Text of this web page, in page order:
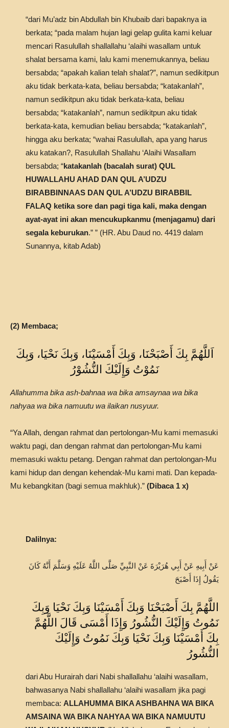
“dari Mu’adz bin Abdullah bin Khubaib dari bapaknya ia
berkata; “pada malam hujan lagi gelap gulita kami keluar
mencari Rasulullah shallallahu ‘alaihi wasallam untuk
shalat bersama kami, lalu kami menemukannya, beliau
bersabda; “apakah kalian telah shalat?”, namun sedikitpun
aku tidak berkata-kata, beliau bersabda; “katakanlah”,
namun sedikitpun aku tidak berkata-kata, beliau
bersabda; “katakanlah”, namun sedikitpun aku tidak
berkata-kata, kemudian beliau bersabda; “katakanlah”,
hingga aku berkata; “wahai Rasulullah, apa yang harus
aku katakan?, Rasulullah Shallahu ‘Alaihi Wasallam
bersabda; “katakanlah (bacalah surat) QUL
HUWALLAHU AHAD DAN QUL A’UDZU
BIRABBINNAAS DAN QUL A’UDZU BIRABBIL
FALAQ ketika sore dan pagi tiga kali, maka dengan
ayat-ayat ini akan mencukupkanmu (menjagamu) dari
segala keburukan.” ” (HR. Abu Daud no. 4419 dalam
Sunannya, kitab Adab)
(2) Membaca;
اَللَّهُمَّ بِكَ أَصْبَحْنَا، وَبِكَ أَمْسَيْنَا، وَبِكَ نَحْيَا، وَبِكَ
نَمُوْتُ وَإِلَيْكَ النُّشُوْرُ
Allahumma bika ash-bahnaa wa bika amsaynaa wa bika
nahyaa wa bika namuutu wa ilaikan nusyuur.
“Ya Allah, dengan rahmat dan pertolongan-Mu kami memasuki
waktu pagi, dan dengan rahmat dan pertolongan-Mu kami
memasuki waktu petang. Dengan rahmat dan pertolongan-Mu
kami hidup dan dengan kehendak-Mu kami mati. Dan kepada-
Mu kebangkitan (bagi semua makhluk).” (Dibaca 1 x)
Dalilnya:
عَنْ أَبِيهِ عَنْ أَبِي هُرَيْرَةَ عَنْ النَّبِيِّ صَلَّى اللَّهُ عَلَيْهِ وَسَلَّمَ أَنَّهُ كَانَ
يَقُولُ إِذَا أَصْبَحَ
اللَّهُمَّ بِكَ أَصْبَحْنَا وَبِكَ أَمْسَيْنَا وَبِكَ نَحْيَا وَبِكَ
نَمُوتُ وَإِلَيْكَ النُّشُورُ وَإِذَا أَمْسَى قَالَ اللَّهُمَّ
بِكَ أَمْسَيْنَا وَبِكَ نَحْيَا وَبِكَ نَمُوتُ وَإِلَيْكَ
النُّشُورُ
dari Abu Hurairah dari Nabi shallallahu ‘alaihi wasallam,
bahwasanya Nabi shallallahu ‘alaihi wasallam jika pagi
membaca: ALLAHUMMA BIKA ASHBAHNA WA BIKA
AMSAINA WA BIKA NAHYAA WA BIKA NAMUUTU